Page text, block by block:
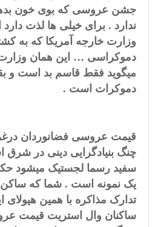
جشن عروسی که بوی خون
ندارد . برای خیلی ها لذت
وزارت خارجه آمریکا که به
دموکراسی … این همان
میگوید فقط قاسم بد است و
دموکرات است .
قیمت عروسی فضانوردان
چنگ بنیادگرایی دینی در
سفید رسما لجستیک میشود
یک نمونه است . شما که
تدارک مذاکره با همین
ساکنان وال استریت قیمت